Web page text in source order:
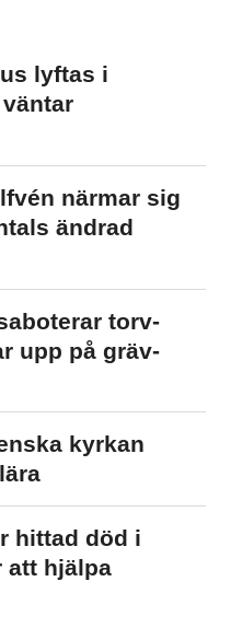
lyftas i
närmar sig
ändrad
torv­
upp på gräv­
kyrkan
hittad död i
att hjälpa